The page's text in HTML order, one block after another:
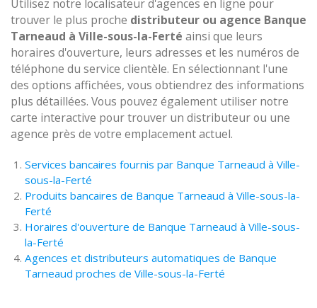
Utilisez notre localisateur d'agences en ligne pour
trouver le plus proche distributeur ou agence Banque
Tarneaud à Ville-sous-la-Ferté ainsi que leurs
horaires d'ouverture, leurs adresses et les numéros de
téléphone du service clientèle. En sélectionnant l'une
des options affichées, vous obtiendrez des informations
plus détaillées. Vous pouvez également utiliser notre
carte interactive pour trouver un distributeur ou une
agence près de votre emplacement actuel.
Services bancaires fournis par Banque Tarneaud à Ville-
sous-la-Ferté
Produits bancaires de Banque Tarneaud à Ville-sous-la-
Ferté
Horaires d'ouverture de Banque Tarneaud à Ville-sous-
la-Ferté
Agences et distributeurs automatiques de Banque
Tarneaud proches de Ville-sous-la-Ferté